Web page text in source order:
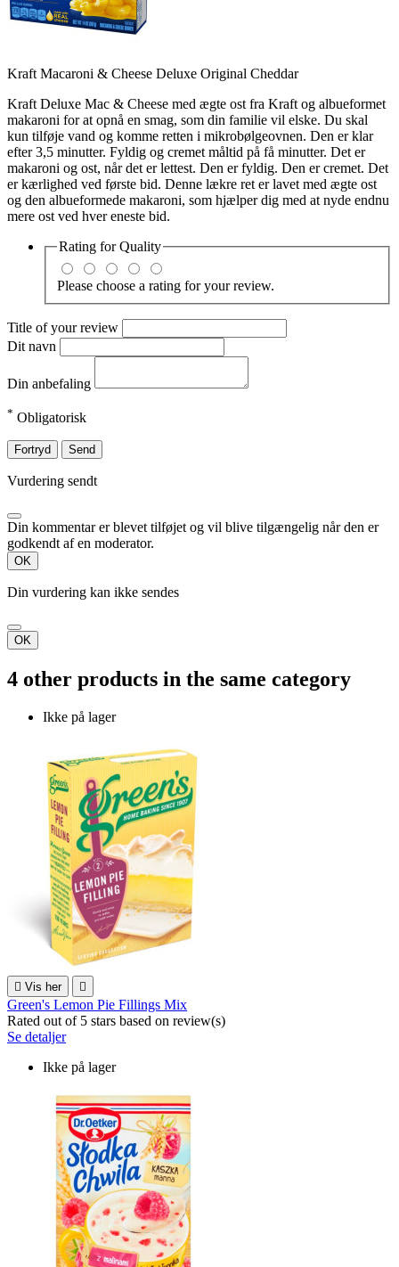
Kraft Macaroni & Cheese Deluxe Original Cheddar
Kraft Deluxe Mac & Cheese med ægte ost fra Kraft og albueformet
makaroni for at opnå en smag, som din familie vil elske. Du skal
kun tilføje vand og komme retten i mikrobølgeovnen. Den er klar
efter 3,5 minutter. Fyldig og cremet måltid på få minutter. Det er
makaroni og ost, når det er lettest. Den er fyldig. Den er cremet. Det
er kærlighed ved første bid. Denne lækre ret er lavet med ægte ost
og den albueformede makaroni, som hjælper dig med at nyde endnu
mere ost ved hver eneste bid.
Rating forQuality
Please choose a rating for your review.
Title of your review
Dit navn
Din anbefaling
* Obligatorisk
Fortryd Send
Vurdering sendt
Din kommentar er blevet tilføjet og vil blive tilgængelig når den er
godkendt af en moderator.
OK
Din vurdering kan ikke sendes
OK
4 other products in the same category
Ikke på lager
 Vis her 
Green's Lemon Pie Fillings Mix
Rated out of 5 stars based on review(s)
Se detaljer
Ikke på lager